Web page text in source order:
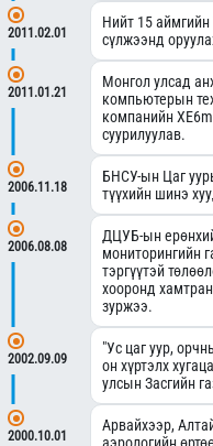
2011.02.01
Нийт 15
сүлжээнд
2011.01.21
Монгол улсад
компьютерын
компанийн
суурилуулав.
2006.11.18
БНСУ-ын Цаг
түүхийн шинэ
2006.08.08
ДЦУБ-ын
мониторингийн
тэргүүтэй
хооронд
зуржээ.
2002.09.09
"Ус цаг уур,
он хүртэлх
улсын Засгийн
2000.10.01
Арвайхээр,